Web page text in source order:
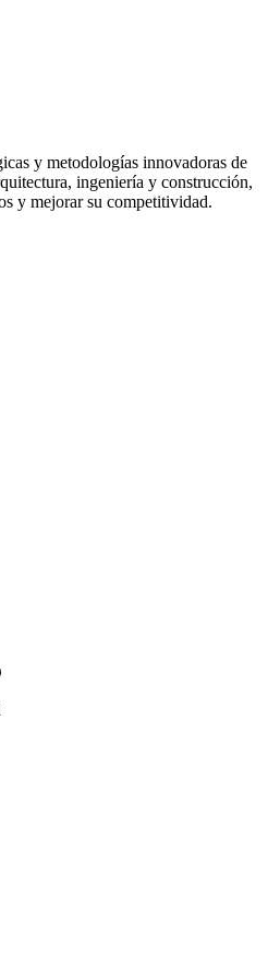
y metodologías innovadoras de
ingeniería y construcción,
y mejorar su competitividad.